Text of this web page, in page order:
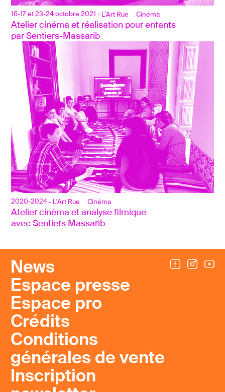
16-17 et 23-24 octobre 2021- L'Art Rue Cinéma
Atelier cinéma et réalisation pour enfants
par Sentiers-Massarib
2020-2024- L'Art Rue Cinéma
Atelier cinéma et analyse filmique
avec Sentiers Massarib
News
Espace presse
Espace pro
Crédits
Conditions
générales de vente
Inscription